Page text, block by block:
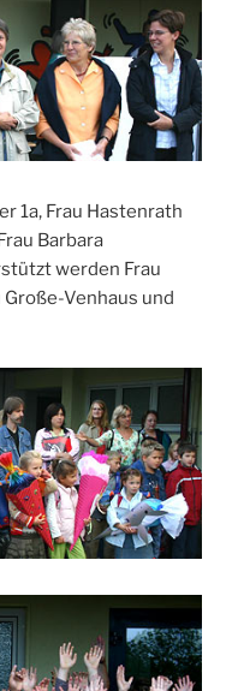
1a, Frau Hastenrath
Barbara
werden Frau
Große-Venhaus und